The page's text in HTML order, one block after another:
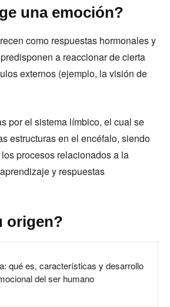
una emoción?
como respuestas hormonales y
a reaccionar de cierta
externos (ejemplo, la visión de
por el sistema límbico, el cual se
estructuras en el encéfalo, siendo
procesos relacionados a la
y respuestas
origen?
qué es, características y desarrollo
del ser humano